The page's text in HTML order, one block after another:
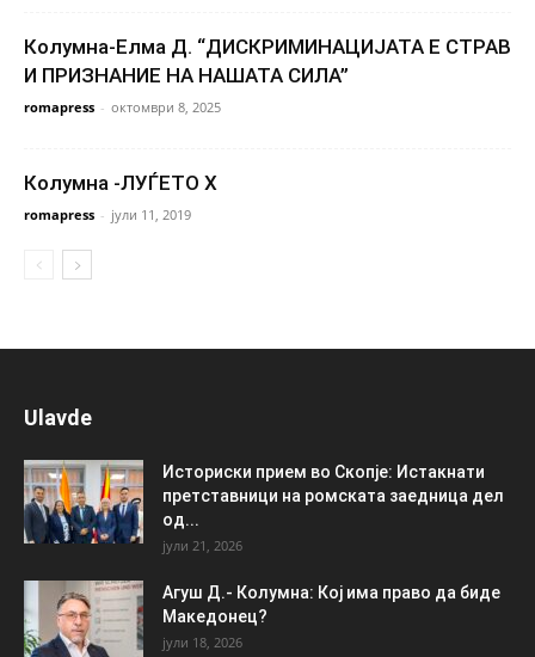
Колумна-Елма Д. “ДИСКРИМИНАЦИЈАТА Е СТРАВ
И ПРИЗНАНИЕ НА НАШАТА СИЛА”
romapress - октомври 8, 2025
Колумна -ЛУЃЕТО X
romapress - јули 11, 2019
Ulavde
Историски прием во Скопје: Истакнати
претставници на ромската заедница дел
од...
јули 21, 2026
Агуш Д.- Колумна: Кој има право да биде
Македонец?
јули 18, 2026